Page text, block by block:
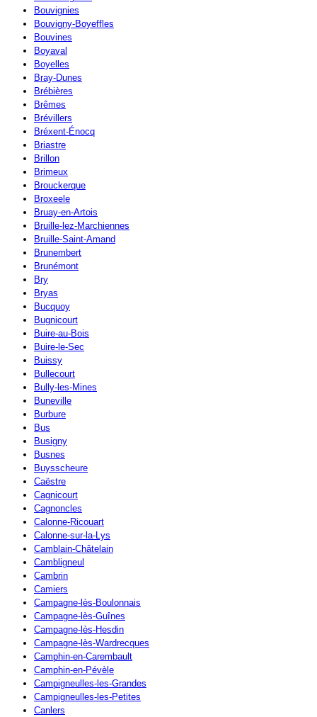
Bouvignies
Bouvigny-Boyeffles
Bouvines
Boyaval
Boyelles
Bray-Dunes
Brébières
Brêmes
Brévillers
Bréxent-Énocq
Briastre
Brillon
Brimeux
Brouckerque
Broxeele
Bruay-en-Artois
Bruille-lez-Marchiennes
Bruille-Saint-Amand
Brunembert
Brunémont
Bry
Bryas
Bucquoy
Bugnicourt
Buire-au-Bois
Buire-le-Sec
Buissy
Bullecourt
Bully-les-Mines
Buneville
Burbure
Bus
Busigny
Busnes
Buysscheure
Caëstre
Cagnicourt
Cagnoncles
Calonne-Ricouart
Calonne-sur-la-Lys
Camblain-Châtelain
Cambligneul
Cambrin
Camiers
Campagne-lès-Boulonnais
Campagne-lès-Guînes
Campagne-lès-Hesdin
Campagne-lès-Wardrecques
Camphin-en-Carembault
Camphin-en-Pévèle
Campigneulles-les-Grandes
Campigneulles-les-Petites
Canlers